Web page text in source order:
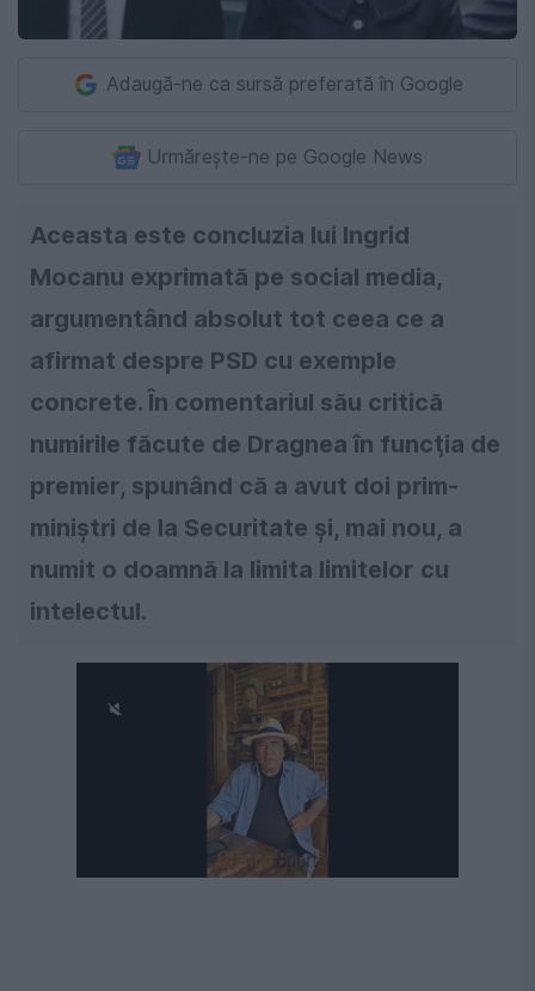
Adaugă-ne ca sursă preferată în Google
Urmărește-ne pe Google News
Aceasta este concluzia lui Ingrid
Mocanu exprimată pe social media,
argumentând absolut tot ceea ce a
afirmat despre PSD cu exemple
concrete. În comentariul său critică
numirile făcute de Dragnea în funcţia de
premier, spunând că a avut doi prim-
miniştri de la Securitate şi, mai nou, a
numit o doamnă la limita limitelor cu
intelectul.